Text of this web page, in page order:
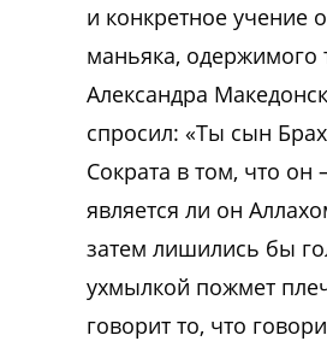
и конкретное учение
маньяка, одержимого
Александра
спросил: «Ты сын
Сократа в том, что
является ли он
затем лишились бы
ухмылкой пожмет
говорит то, что